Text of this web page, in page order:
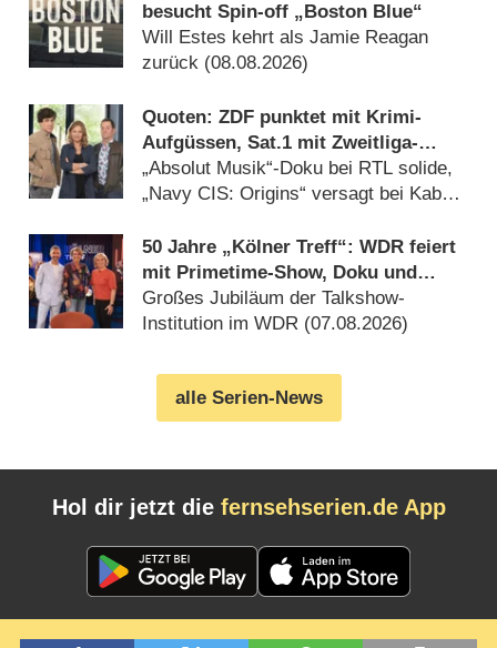
besucht Spin-off „Boston Blue“
Will Estes kehrt als Jamie Reagan
zurück (08.08.2026)
Quoten: ZDF punktet mit Krimi-
Aufgüssen, Sat.1 mit Zweitliga-
Auftakt
„Absolut Musik“-Doku bei RTL solide,
„Navy CIS: Origins“ versagt bei Kabel
50 Jahre „Kölner Treff“: WDR feiert
mit Primetime-Show, Doku und
Rückblicken
Großes Jubiläum der Talkshow-
Institution im WDR (07.08.2026)
alle Serien-News
Hol dir jetzt die fernsehserien.de App